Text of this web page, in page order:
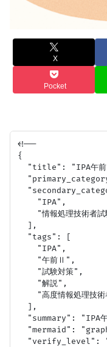
X
Pocket
<!--
{
"title": "IPA午前Ⅱ
    "IPA",
"情報処理技術者試
  ],
  "tags": [
    "IPA",
    "午前Ⅱ",
    "試験対策",
    "解説",
"高度情報処理技術
  ],
"summary": "IPA午
"mermaid":
"verify_level":